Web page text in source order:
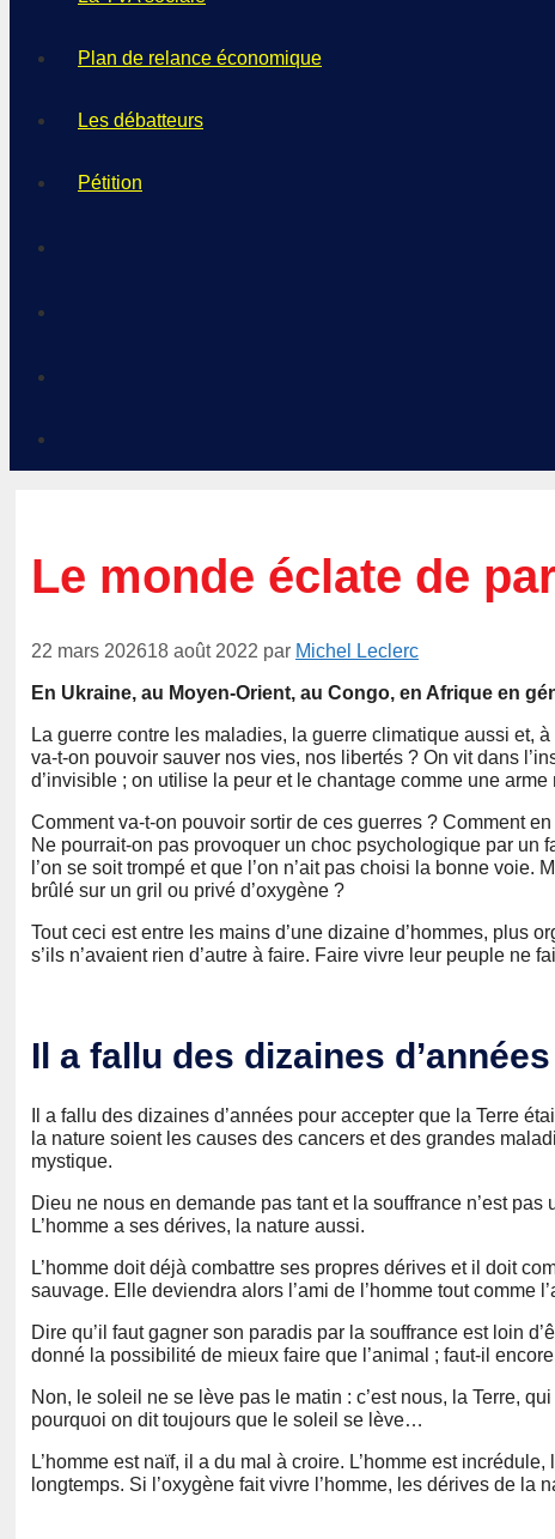
Plan de relance économique
Les débatteurs
Pétition
Le monde éclate de
22 mars 202618 août 2022 par Michel Leclerc
En Ukraine, au Moyen-Orient, au Congo, en Afrique en
La guerre contre les maladies, la guerre climatique aussi et,
va-t-on pouvoir sauver nos vies, nos libertés ? On vit dans
d’invisible ; on utilise la peur et le chantage comme une
Comment va-t-on pouvoir sortir de ces guerres ? Comment
Ne pourrait-on pas provoquer un choc psychologique par un
l’on se soit trompé et que l’on n’ait pas choisi la bonne
brûlé sur un gril ou privé d’oxygène ?
Tout ceci est entre les mains d’une dizaine d’hommes, plus
s’ils n’avaient rien d’autre à faire. Faire vivre leur peuple ne
Il a fallu des dizaines
Il a fallu des dizaines d’années pour accepter que la Terre
la nature soient les causes des cancers et des grandes
mystique.
Dieu ne nous en demande pas tant et la souffrance n’est
L’homme a ses dérives, la nature aussi.
L’homme doit déjà combattre ses propres dérives et il doit
sauvage. Elle deviendra alors l’ami de l’homme tout comme
Dire qu’il faut gagner son paradis par la souffrance est loin
donné la possibilité de mieux faire que l’animal ; faut-il
Non, le soleil ne se lève pas le matin : c’est nous, la Terre,
pourquoi on dit toujours que le soleil se lève…
L’homme est naïf, il a du mal à croire. L’homme est
longtemps. Si l’oxygène fait vivre l’homme, les dérives de la